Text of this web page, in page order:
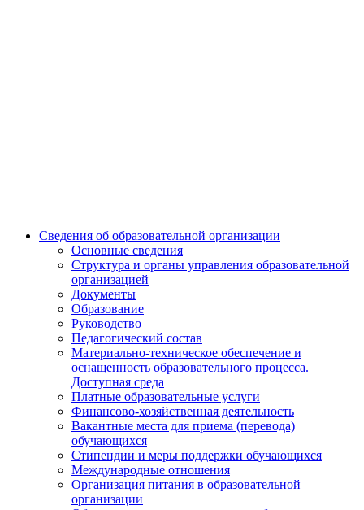
Сведения об образовательной организации
Основные сведения
Структура и органы управления образовательной
организацией
Документы
Образование
Руководство
Педагогический состав
Материально-техническое обеспечение и
оснащенность образовательного процесса.
Доступная среда
Платные образовательные услуги
Финансово-хозяйственная деятельность
Вакантные места для приема (перевода)
обучающихся
Стипендии и меры поддержки обучающихся
Международные отношения
Организация питания в образовательной
организации